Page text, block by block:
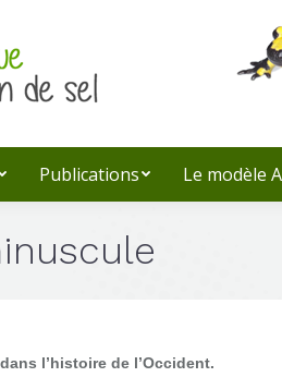
Publications Le modèle
l’histoire de l’Occident.